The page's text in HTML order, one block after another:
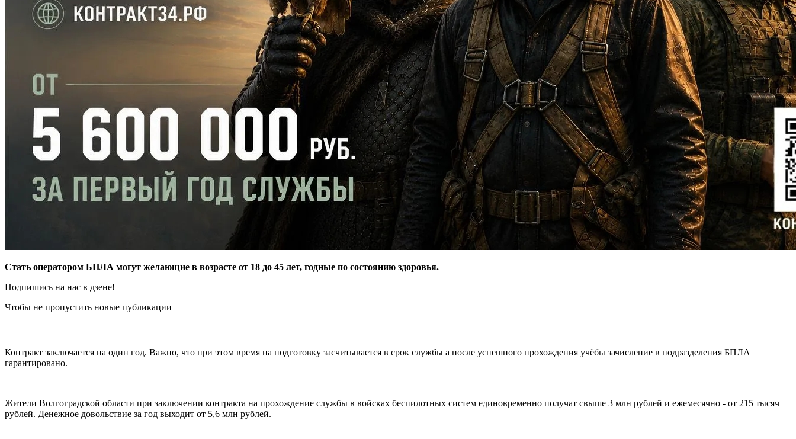
Стать оператором БПЛА могут желающие в возрасте от 18 до 45 лет, годные по состоянию здоровья.
Подпишись на нас в дзене!
Чтобы не пропустить новые публикации
Контракт заключается на один год. Важно, что при этом время на подготовку засчитывается в срок службы а после успешного прохождения учёбы зачисление в подразделения БПЛА
гарантировано.
Жители Волгоградской области при заключении контракта на прохождение службы в войсках беспилотных систем единовременно получат свыше 3 млн рублей и ежемесячно - от 215 тысяч
рублей. Денежное довольствие за год выходит от 5,6 млн рублей.